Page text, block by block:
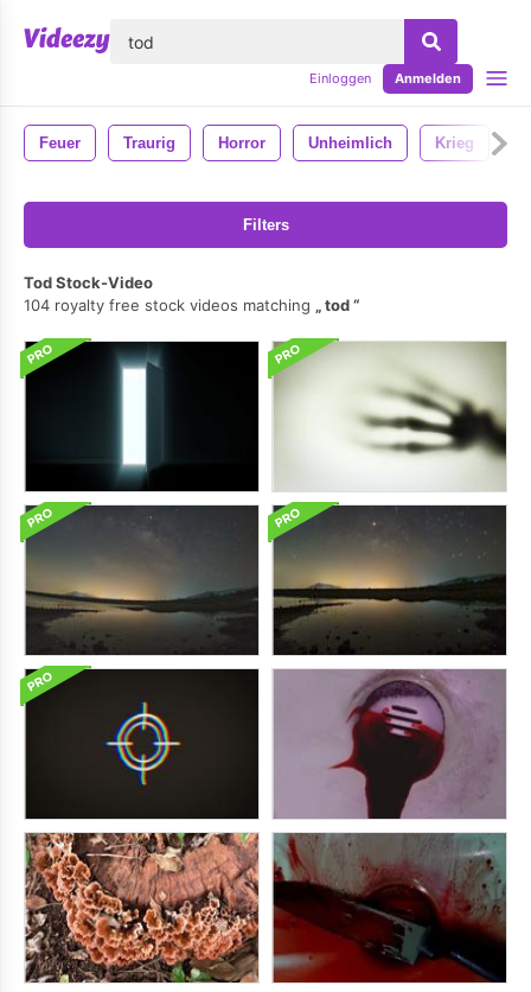
Einloggen Anmelden
Feuer Traurig Horror Unheimlich Krieg
Filters
Tod Stock-Video
104 royalty free stock videos matching
tod